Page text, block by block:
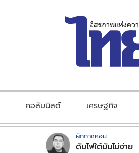
คอลัมนิสต์ เศรษฐกิจ
ผักกาดหอม
ดับไฟใต้มันไม่ง่าย